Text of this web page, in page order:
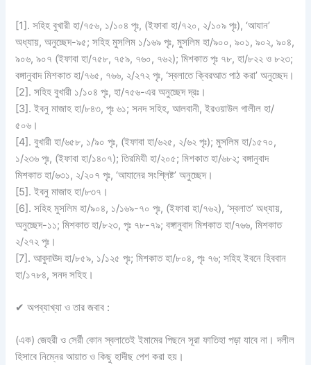
[1]. সহিহ বুখারী হা/৭৫৬, ১/১০৪ পৃঃ, (ইফাবা হা/৭২০, ২/১০৯ পৃঃ), ‘আযান’
অধ্যায়, অনুচ্ছেদ-৯৫; সহিহ মুসলিম ১/১৬৯ পৃঃ, মুসলিম হা/৯০০, ৯০১, ৯০২, ৯০৪,
৯০৬, ৯০৭ (ইফাবা হা/৭৫৮, ৭৫৯, ৭৬০, ৭৬২); মিশকাত পৃঃ ৭৮, হা/৮২২ ও ৮২৩;
বঙ্গানুবাদ মিশকাত হা/৭৬৫, ৭৬৬, ২/২৭২ পৃঃ, ‘স্বলাতে ক্বিরআত পাঠ করা’ অনুচ্ছেদ।
[2]. সহিহ বুখারী ১/১০৪ পৃঃ, হা/৭৫৬-এর অনুচ্ছেদ দ্রঃ।
[3]. ইবনু মাজাহ হা/৮৪৩, পৃঃ ৬১; সনদ সহিহ, আলবানী, ইরওয়াউল গালীল হা/
৫০৬।
[4]. বুখারী হা/৬৫৮, ১/৯০ পৃঃ, (ইফাবা হা/৬২৫, ২/৬২ পৃঃ); মুসলিম হা/১৫৭০,
১/২৩৬ পৃঃ, (ইফাবা হা/১৪০৭); তিরমিযী হা/২০৫; মিশকাত হা/৬৮২; বঙ্গানুবাদ
মিশকাত হা/৬৩১, ২/২০৭ পৃঃ, ‘আযানের সংশ্লিষ্ট’ অনুচ্ছেদ।
[5]. ইবনু মাজাহ হা/৮৩৭।
[6]. সহিহ মুসলিম হা/৯০৪, ১/১৬৯-৭০ পৃঃ, (ইফাবা হা/৭৬২), ‘স্বলাত’ অধ্যায়,
অনুচ্ছেদ-১১; মিশকাত হা/৮২৩, পৃঃ ৭৮-৭৯; বঙ্গানুবাদ মিশকাত হা/৭৬৬, মিশকাত
২/২৭২ পৃঃ।
[7]. আবুদাঊদ হা/৮৫৯, ১/১২৫ পৃঃ; মিশকাত হা/৮০৪, পৃঃ ৭৬; সহিহ ইবনে হিববান
হা/১৭৮৪, সনদ সহিহ।
✔ অপব্যাখ্যা ও তার জবাব :
(এক) জেহরী ও সের্রী কোন স্বলাতেই ইমামের পিছনে সূরা ফাতিহা পড়া যাবে না। দলীল
হিসাবে নিম্নের আয়াত ও কিছু হাদীছ পেশ করা হয়।